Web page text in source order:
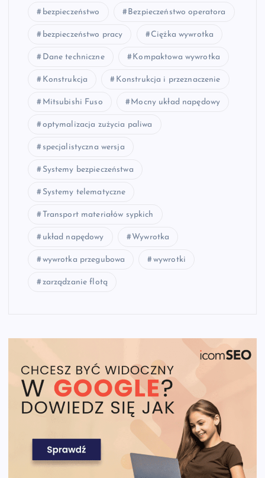
bezpieczeństwo Bezpieczeństwo operatora
bezpieczeństwo pracy Ciężka wywrotka
Dane techniczne Kompaktowa wywrotka
Konstrukcja Konstrukcja i przeznaczenie
Mitsubishi Fuso Mocny układ napędowy
optymalizacja zużycia paliwa
specjalistyczna wersja
Systemy bezpieczeństwa
Systemy telematyczne
Transport materiałów sypkich
układ napędowy Wywrotka
wywrotka przegubowa wywrotki
zarządzanie flotą